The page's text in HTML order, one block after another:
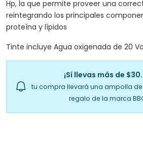
Hp, la que permite proveer una
reintegrando los principales
proteína y lípidos
Tinte incluye Agua oxigenada de 20
¡Sí llevas más de
tu compra llevará una ampolla
regalo de la marca